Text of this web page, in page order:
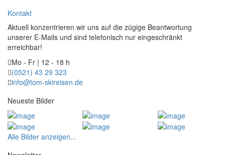
Kontakt
Aktuell konzentrieren wir uns auf die zügige Beantwortung
unserer E-Mails und sind telefonisch nur eingeschränkt
erreichbar!
Mo - Fr | 12 - 18 h
(0521) 43 29 323
info@tom-skireisen.de
Neueste Bilder
Alle Bilder anzeigen...